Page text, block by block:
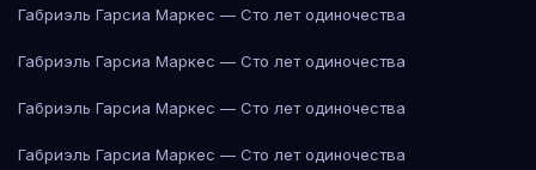
Габриэль Гарсиа Маркес — Сто лет одиночества
Габриэль Гарсиа Маркес — Сто лет одиночества
Габриэль Гарсиа Маркес — Сто лет одиночества
Габриэль Гарсиа Маркес — Сто лет одиночества